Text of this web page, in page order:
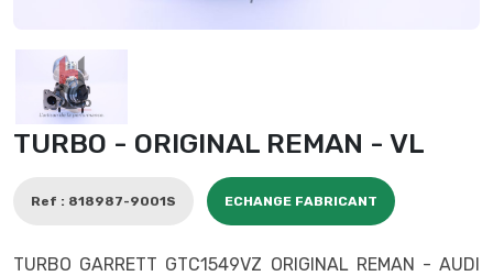
TURBO - ORIGINAL REMAN - VL
Ref : 818987-9001S ECHANGE FABRICANT
TURBO GARRETT GTC1549VZ ORIGINAL REMAN - AUDI